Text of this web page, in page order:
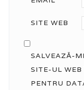
SITE WEB
SALVEAZĂ-
SITE-UL
PENTRU